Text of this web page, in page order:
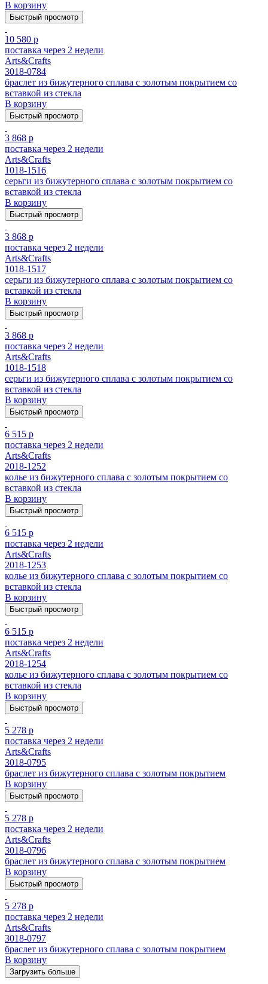
В корзину
Быстрый просмотр
10 580 р
поставка через 2 недели
Arts&Crafts
3018-0784
браслет из бижутерного сплава с золотым покрытием cо
вставкой из стекла
В корзину
Быстрый просмотр
3 868 р
поставка через 2 недели
Arts&Crafts
1018-1516
серьги из бижутерного сплава с золотым покрытием cо
вставкой из стекла
В корзину
Быстрый просмотр
3 868 р
поставка через 2 недели
Arts&Crafts
1018-1517
серьги из бижутерного сплава с золотым покрытием cо
вставкой из стекла
В корзину
Быстрый просмотр
3 868 р
поставка через 2 недели
Arts&Crafts
1018-1518
серьги из бижутерного сплава с золотым покрытием cо
вставкой из стекла
В корзину
Быстрый просмотр
6 515 р
поставка через 2 недели
Arts&Crafts
2018-1252
колье из бижутерного сплава с золотым покрытием cо
вставкой из стекла
В корзину
Быстрый просмотр
6 515 р
поставка через 2 недели
Arts&Crafts
2018-1253
колье из бижутерного сплава с золотым покрытием cо
вставкой из стекла
В корзину
Быстрый просмотр
6 515 р
поставка через 2 недели
Arts&Crafts
2018-1254
колье из бижутерного сплава с золотым покрытием cо
вставкой из стекла
В корзину
Быстрый просмотр
5 278 р
поставка через 2 недели
Arts&Crafts
3018-0795
браслет из бижутерного сплава с золотым покрытием
В корзину
Быстрый просмотр
5 278 р
поставка через 2 недели
Arts&Crafts
3018-0796
браслет из бижутерного сплава с золотым покрытием
В корзину
Быстрый просмотр
5 278 р
поставка через 2 недели
Arts&Crafts
3018-0797
браслет из бижутерного сплава с золотым покрытием
В корзину
Загрузить больше